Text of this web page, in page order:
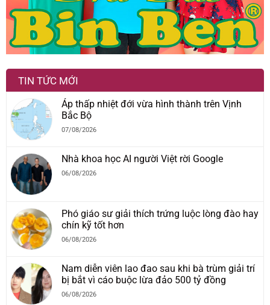
TIN TỨC MỚI
Áp thấp nhiệt đới vừa hình thành trên Vịnh
Bắc Bộ
07/08/2026
Nhà khoa học AI người Việt rời Google
06/08/2026
Phó giáo sư giải thích trứng luộc lòng đào hay
chín kỹ tốt hơn
06/08/2026
Nam diễn viên lao đao sau khi bà trùm giải trí
bị bắt vì cáo buộc lừa đảo 500 tỷ đồng
06/08/2026